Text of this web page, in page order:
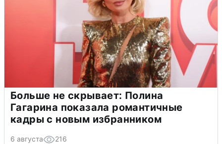
Больше не скрывает: Полина
Гагарина показала романтичные
кадры с новым избранником
6 августа 216